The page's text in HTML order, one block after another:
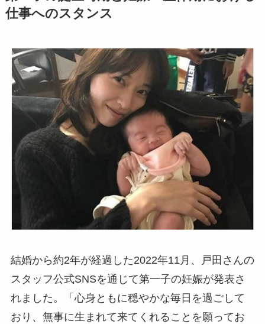
仕事へのスタンス
結婚から約2年が経過した2022年11月、戸田さんの
スタッフ公式SNSを通じて第一子の妊娠が発表さ
れました。「心身ともに穏やかな毎日を過ごして
おり、無事に生まれて来てくれることを願ってお